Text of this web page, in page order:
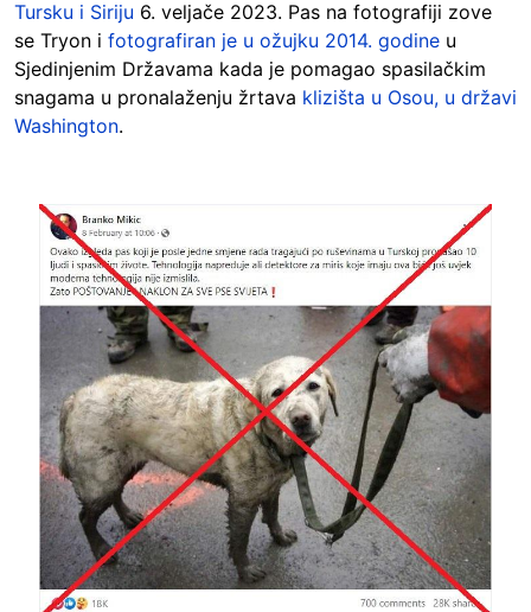
Tursku i Siriju 6. veljače 2023. Pas na fotografiji zove
se Tryon i fotografiran je u ožujku 2014. godine u
Sjedinjenim Državama kada je pomagao spasilačkim
snagama u pronalaženju žrtava klizišta u Osou, u državi
Washington.
Image